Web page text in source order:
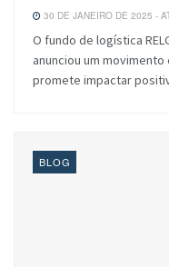
30 DE JANEIRO DE 2025 -
O fundo de logística
anunciou um
promete impactar
BLOG